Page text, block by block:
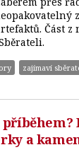
Část z
zajímaví
a